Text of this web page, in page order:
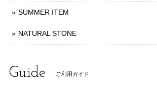
SUMMER ITEM
NATURAL STONE
Guide ご利用ガイド